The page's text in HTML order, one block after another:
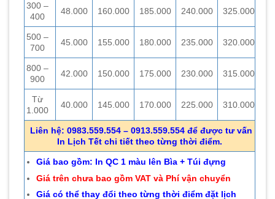
300 –
400
48.000 160.000 185.000 240.000 325.000
500 –
700
45.000 155.000 180.000 235.000 320.000
800 –
900
42.000 150.000 175.000 230.000 315.000
Từ
1.000
40.000 145.000 170.000 225.000 310.000
Liên hệ: 0983.559.554 – 0913.559.554 để được tư vấn
In Lịch Tết chi tiết theo từng thời điểm.
Giá bao gồm: In QC 1 màu lên Bìa + Túi đựng
Giá trên chưa bao gồm VAT và Phí vận chuyển
Giá có thể thay đổi theo từng thời điểm đặt lịch